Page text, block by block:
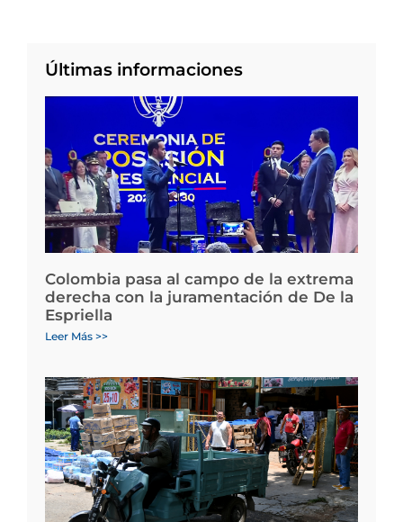
Últimas informaciones
Colombia pasa al campo de la extrema
derecha con la juramentación de De la
Espriella
Leer Más >>